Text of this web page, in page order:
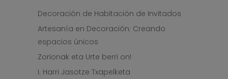
Decoración de Habitación de Invitados
Artesanía en Decoración: Creando
espacios únicos
Zorionak eta Urte berri on!
I. Harri Jasotze Txapelketa